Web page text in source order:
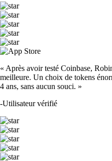
« Après avoir testé Coinbase,
meilleure. Un choix de tokens
4 ans, sans aucun souci. »
-Utilisateur vérifié